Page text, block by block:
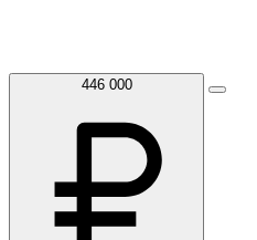
446 000